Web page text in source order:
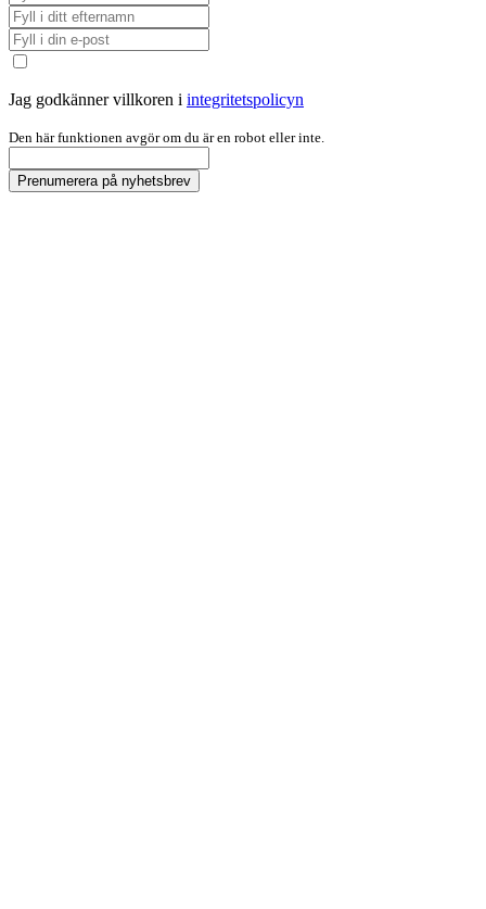
Jag godkänner villkoren i integritetspolicyn
Den här funktionen avgör om du är en robot eller inte.